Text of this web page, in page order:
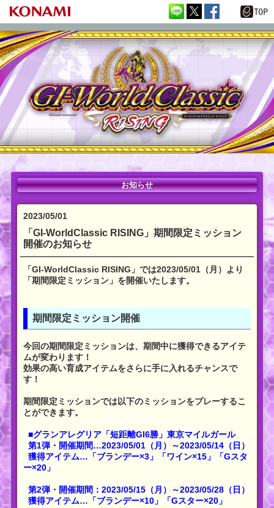
お知らせ
2023/05/01
「GI-WorldClassic RISING」期間限定ミッション
開催のお知らせ
「GI-WorldClassic RISING」では2023/05/01（月）より
「期間限定ミッション」を開催いたします。
期間限定ミッション開催
今回の期間限定ミッションは、期間中に獲得できるアイテ
ムが変わります！
効果の高い育成アイテムをさらに手に入れるチャンスで
す！
期間限定ミッションでは以下のミッションをプレーするこ
とができます。
■グランアレグリア「短距離GI6勝」東京マイルガール
第1弾・開催期間…2023/05/01（月）～2023/05/14（日）
獲得アイテム…「ブランデー×3」「ワイン×15」「Gスタ
ー×20」
第2弾・開催期間：2023/05/15（月）～2023/05/28（日）
獲得アイテム…「ブランデー×10」「Gスター×20」